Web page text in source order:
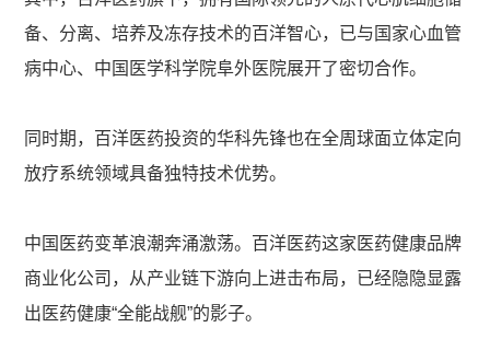
备、分离、培养及冻存技术的百洋智心，已与国家心血管
病中心、中国医学科学院阜外医院展开了密切合作。
同时期，百洋医药投资的华科先锋也在全周球面立体定向
放疗系统领域具备独特技术优势。
中国医药变革浪潮奔涌激荡。百洋医药这家医药健康品牌
商业化公司，从产业链下游向上进击布局，已经隐隐显露
出医药健康“全能战舰”的影子。